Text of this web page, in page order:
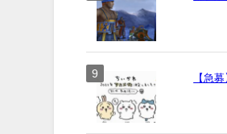
【急